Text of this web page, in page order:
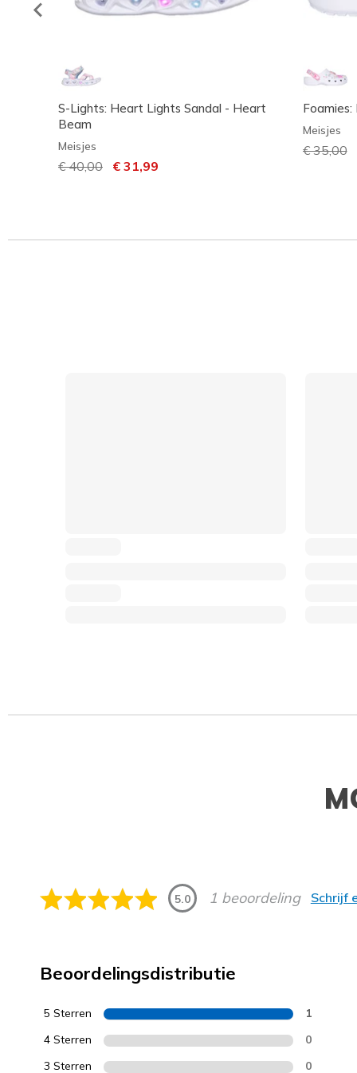
S-Lights: Heart Lights Sandal - Heart
Beam
Meisjes
Prijs verlaagd van
€ 40,00 naar
€ 31,99
Meisjes
Prijs
€ 35,00
5.0 1 beoordeling Schrijf
Beoordelingsdistributie
5 Sterren 1
4 Sterren 0
3 Sterren 0